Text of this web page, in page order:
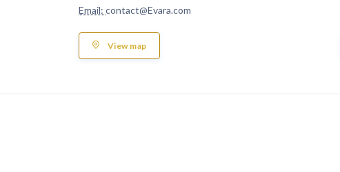
Email: contact@Evara.com
View map